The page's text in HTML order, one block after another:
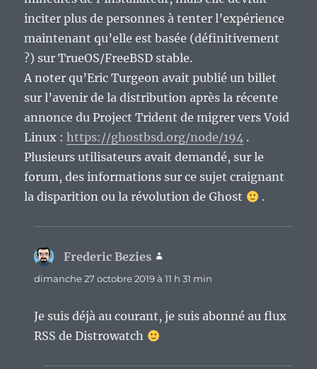
inciter plus de personnes à tenter l’expérience
maintenant qu’elle est basée (définitivement
?) sur TrueOS/FreeBSD stable.
A noter qu’Eric Turgeon avait publié un billet
sur l’avenir de la distribution après la récente
annonce du Project Trident de migrer vers Void
Linux :https://ghostbsd.org/node/194 .
Plusieurs utilisateurs avait demandé, sur le
forum, des informations sur ce sujet craignant
la disparition ou la révolution de Ghost
.
Frederic Bezies
dimanche 27 octobre 2019 à 11 h 31 min
Je suis déjà au courant, je suis abonné au flux
RSS de Distrowatch